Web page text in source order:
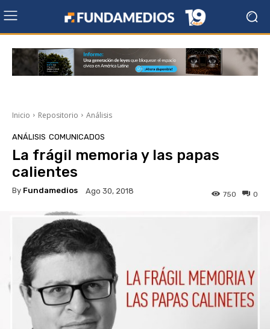
Inicio Repositorio Análisis
ANÁLISIS COMUNICADOS
La frágil memoria y las papas
calientes
By Fundamedios Ago 30, 2018 0
750